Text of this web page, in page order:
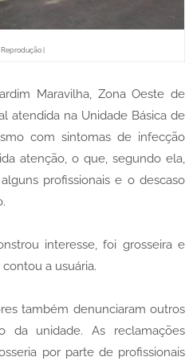
Reprodução |
Maravilha, Zona Oeste de
atendida na Unidade Básica de
com sintomas de infecção
atenção, o que, segundo ela,
profissionais e o descaso
interesse, foi grosseira e
a usuária.
também denunciaram outros
da unidade. As reclamações
por parte de profissionais